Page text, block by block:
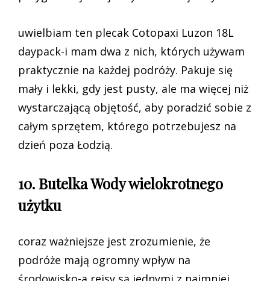
uwielbiam ten plecak Cotopaxi Luzon 18L
daypack-i mam dwa z nich, których używam
praktycznie na każdej podróży. Pakuje się
mały i lekki, gdy jest pusty, ale ma więcej niż
wystarczającą objętość, aby poradzić sobie z
całym sprzętem, którego potrzebujesz na
dzień poza Łodzią.
10. Butelka Wody wielokrotnego
użytku
coraz ważniejsze jest zrozumienie, że
podróże mają ogromny wpływ na